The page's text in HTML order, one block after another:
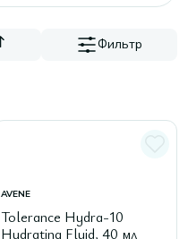
Фильтр
AVENE
Tolerance Hydra-10
Hydrating Fluid, 40 мл